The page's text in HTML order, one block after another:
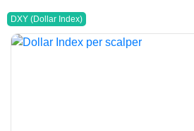
DXY (Dollar Index)